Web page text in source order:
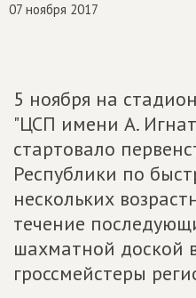
07 ноября 2017
5 ноября на
"ЦСП имени А.
стартовало
Республики по
нескольких
течение
шахматной доской
гроссмейстеры